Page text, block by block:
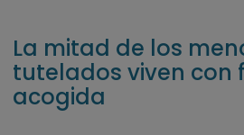
La mitad de los
tutelados viven con
acogida